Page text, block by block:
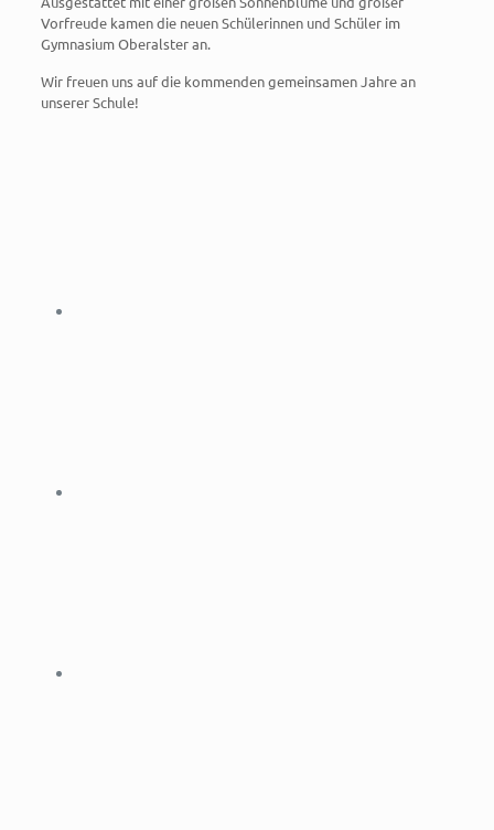
Vorfreude kamen die neuen Schülerinnen und Schüler im
Gymnasium Oberalster an.
Wir freuen uns auf die kommenden gemeinsamen Jahre an
unserer Schule!